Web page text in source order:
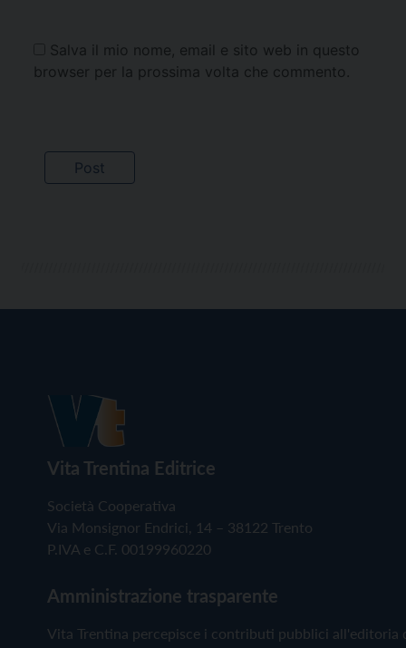
Salva il mio nome, email e sito web in questo
browser per la prossima volta che commento.
Vita Trentina Editrice
Società Cooperativa
Via Monsignor Endrici, 14 – 38122 Trento
P.IVA e C.F. 00199960220
Amministrazione trasparente
Vita Trentina percepisce i contributi pubblici all'editoria